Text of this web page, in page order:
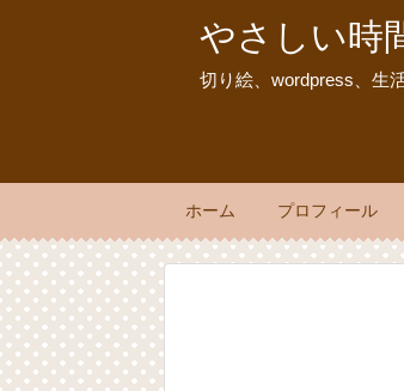
やさしい時
切り絵、wordpress、生
ホーム プロフィール